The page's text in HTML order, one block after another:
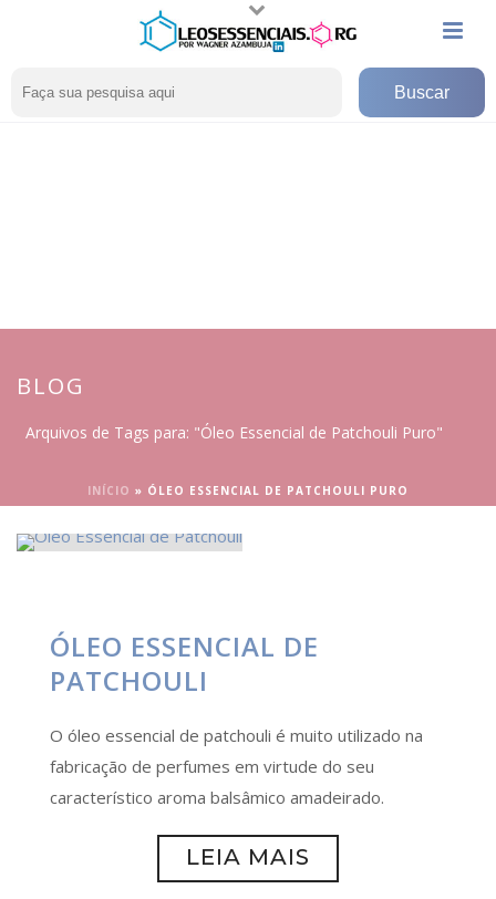
BLOG
Arquivos de Tags para: "Óleo Essencial de Patchouli Puro"
INÍCIO » ÓLEO ESSENCIAL DE PATCHOULI PURO
ÓLEO ESSENCIAL DE
PATCHOULI
O óleo essencial de patchouli é muito utilizado na
fabricação de perfumes em virtude do seu
característico aroma balsâmico amadeirado.
LEIA MAIS